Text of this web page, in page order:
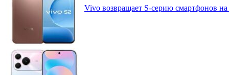
Vivo возвращает S-серию смартфонов